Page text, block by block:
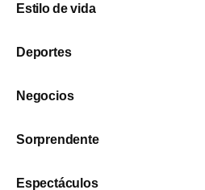
Estilo de vida
Deportes
Negocios
Sorprendente
Espectáculos